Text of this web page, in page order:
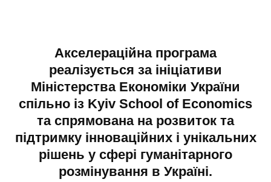
Акселераційна програма
реалізується за ініціативи
Міністерства Економіки України
спільно із Kyiv School of Economics
та спрямована на розвиток та
підтримку інноваційних і унікальних
рішень у сфері гуманітарного
розмінування в Україні.